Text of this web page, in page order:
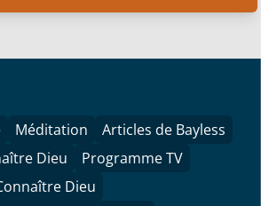
Méditation
Articles de Bayless
Dieu
Programme TV
Dieu